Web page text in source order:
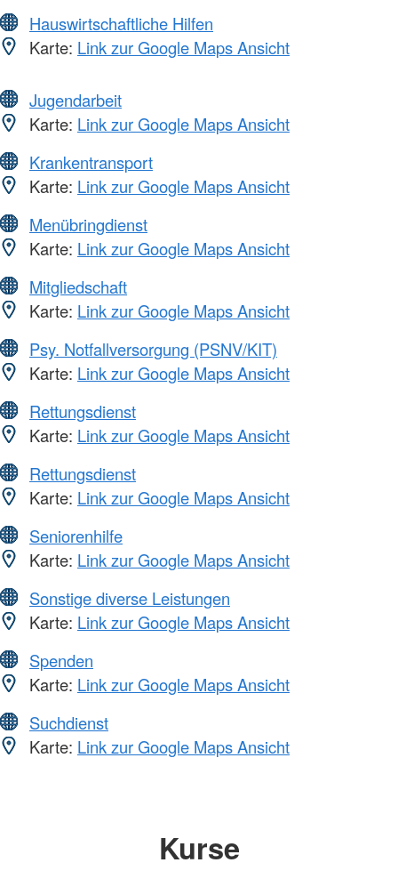
Hauswirtschaftliche Hilfen
Karte: Link zur Google Maps Ansicht
Jugendarbeit
Karte: Link zur Google Maps Ansicht
Krankentransport
Karte: Link zur Google Maps Ansicht
Menübringdienst
Karte: Link zur Google Maps Ansicht
Mitgliedschaft
Karte: Link zur Google Maps Ansicht
Psy. Notfallversorgung (PSNV/KIT)
Karte: Link zur Google Maps Ansicht
Rettungsdienst
Karte: Link zur Google Maps Ansicht
Rettungsdienst
Karte: Link zur Google Maps Ansicht
Seniorenhilfe
Karte: Link zur Google Maps Ansicht
Sonstige diverse Leistungen
Karte: Link zur Google Maps Ansicht
Spenden
Karte: Link zur Google Maps Ansicht
Suchdienst
Karte: Link zur Google Maps Ansicht
Kurse